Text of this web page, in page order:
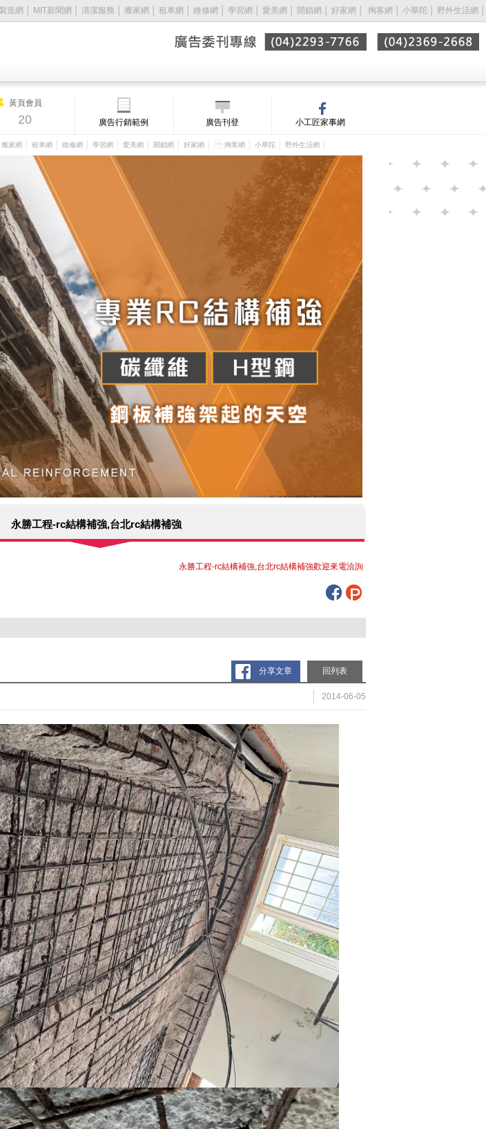
造網 MIT新聞網 清潔服務 搬家網 租車網 維修網 學習網 愛美網 開鎖網 好家網 掏客網 小華陀 野外生活網
黃頁會員
20 廣告行銷範例 廣告刊登 小工匠家事網
搬家網 租車網 維修網 學習網 愛美網 開鎖網 好家網 │  掏客網 小華陀 野外生活網
永勝工程-rc結構補強,台北rc結構補強
永勝工程-rc結構補強,台北rc結構補強歡迎來電洽詢，竭誠為您服務
回列表
分享文章
2014-06-05